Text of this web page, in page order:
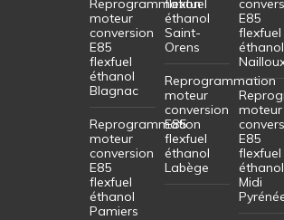
Reprogrammation
moteur
conversion
E85
flexfuel
éthanol
Blagnac
Reprogrammation
moteur
conversion
E85
flexfuel
éthanol
Pamiers
flexfuel
éthanol
Saint-
Orens
Reprogrammation
moteur
conversion
E85
flexfuel
éthanol
Labège
E85
flexfuel
éthanol
moteur
E85
flexfuel
éthanol
Midi